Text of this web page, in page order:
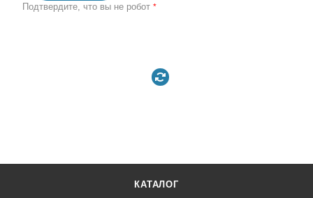
Подтвердите, что вы не робот *
КАТАЛОГ